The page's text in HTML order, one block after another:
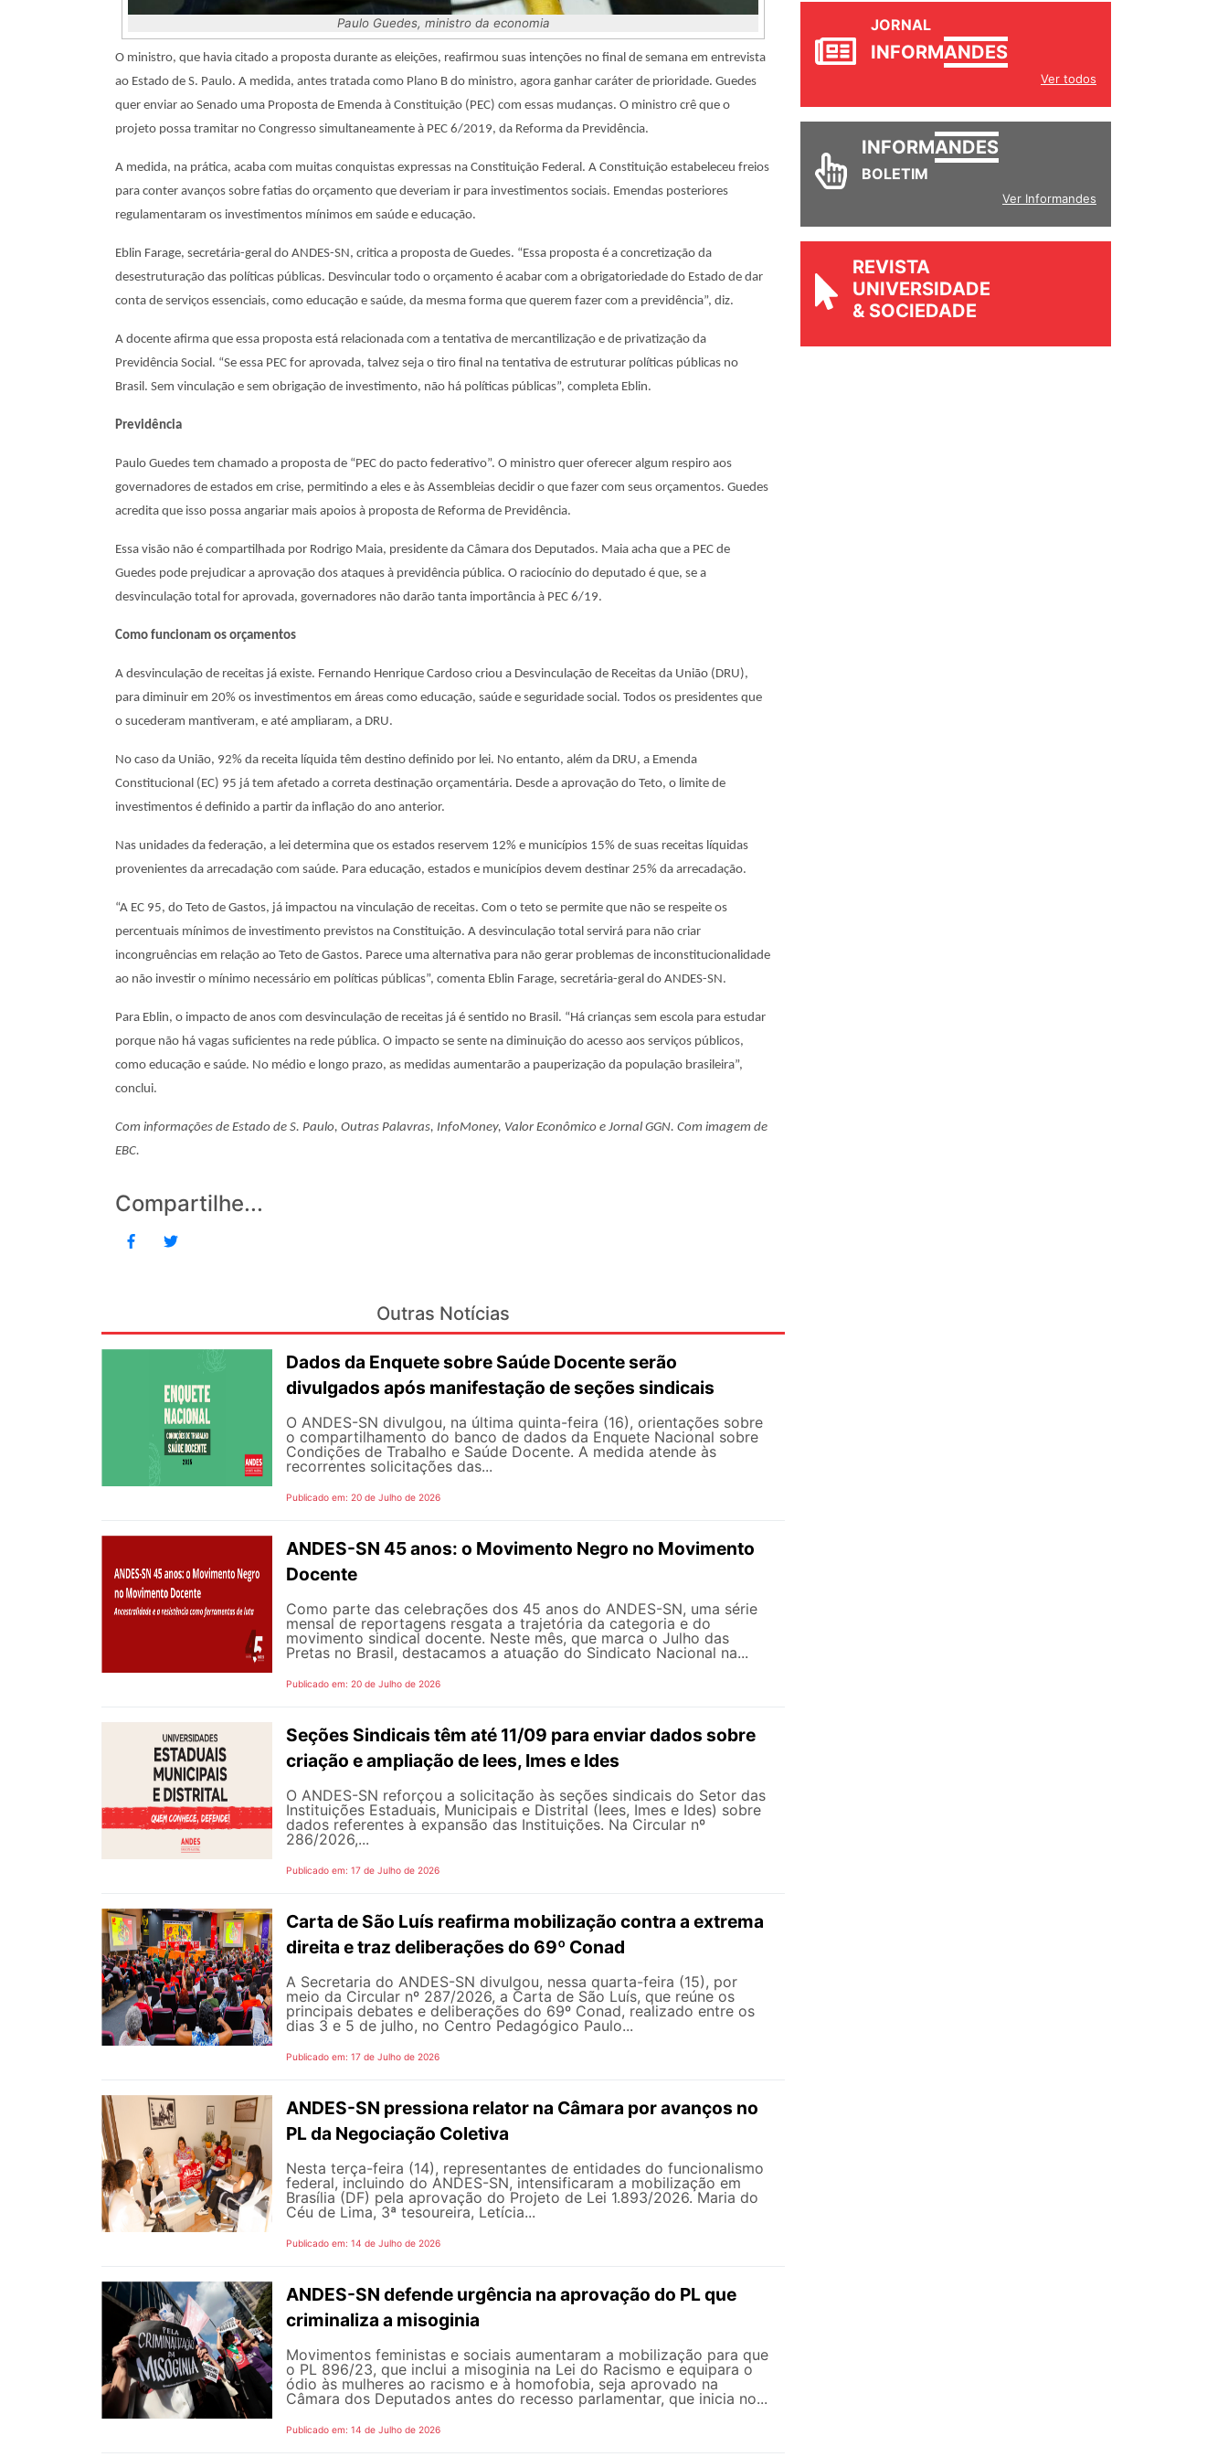
Paulo Guedes, ministro da economia
O ministro, que havia citado a proposta durante as eleições, reafirmou suas intenções no final de semana em entrevista
ao Estado de S. Paulo. A medida, antes tratada como Plano B do ministro, agora ganhar caráter de prioridade. Guedes
quer enviar ao Senado uma Proposta de Emenda à Constituição (PEC) com essas mudanças. O ministro crê que o
projeto possa tramitar no Congresso simultaneamente à PEC 6/2019, da Reforma da Previdência.
A medida, na prática, acaba com muitas conquistas expressas na Constituição Federal. A Constituição estabeleceu freios
para conter avanços sobre fatias do orçamento que deveriam ir para investimentos sociais. Emendas posteriores
regulamentaram os investimentos mínimos em saúde e educação.
Eblin Farage, secretária-geral do ANDES-SN, critica a proposta de Guedes. “Essa proposta é a concretização da
desestruturação das políticas públicas. Desvincular todo o orçamento é acabar com a obrigatoriedade do Estado de dar
conta de serviços essenciais, como educação e saúde, da mesma forma que querem fazer com a previdência”, diz.
A docente afirma que essa proposta está relacionada com a tentativa de mercantilização e de privatização da
Previdência Social. “Se essa PEC for aprovada, talvez seja o tiro final na tentativa de estruturar políticas públicas no
Brasil. Sem vinculação e sem obrigação de investimento, não há políticas públicas”, completa Eblin.
Previdência
Paulo Guedes tem chamado a proposta de “PEC do pacto federativo”. O ministro quer oferecer algum respiro aos
governadores de estados em crise, permitindo a eles e às Assembleias decidir o que fazer com seus orçamentos. Guedes
acredita que isso possa angariar mais apoios à proposta de Reforma de Previdência.
Essa visão não é compartilhada por Rodrigo Maia, presidente da Câmara dos Deputados. Maia acha que a PEC de
Guedes pode prejudicar a aprovação dos ataques à previdência pública. O raciocínio do deputado é que, se a
desvinculação total for aprovada, governadores não darão tanta importância à PEC 6/19.
Como funcionam os orçamentos
A desvinculação de receitas já existe. Fernando Henrique Cardoso criou a Desvinculação de Receitas da União (DRU),
para diminuir em 20% os investimentos em áreas como educação, saúde e seguridade social. Todos os presidentes que
o sucederam mantiveram, e até ampliaram, a DRU.
No caso da União, 92% da receita líquida têm destino definido por lei. No entanto, além da DRU, a Emenda
Constitucional (EC) 95 já tem afetado a correta destinação orçamentária. Desde a aprovação do Teto, o limite de
investimentos é definido a partir da inflação do ano anterior.
Nas unidades da federação, a lei determina que os estados reservem 12% e municípios 15% de suas receitas líquidas
provenientes da arrecadação com saúde. Para educação, estados e municípios devem destinar 25% da arrecadação.
“A EC 95, do Teto de Gastos, já impactou na vinculação de receitas. Com o teto se permite que não se respeite os
percentuais mínimos de investimento previstos na Constituição. A desvinculação total servirá para não criar
incongruências em relação ao Teto de Gastos. Parece uma alternativa para não gerar problemas de inconstitucionalidade
ao não investir o mínimo necessário em políticas públicas”, comenta Eblin Farage, secretária-geral do ANDES-SN.
Para Eblin, o impacto de anos com desvinculação de receitas já é sentido no Brasil. “Há crianças sem escola para estudar
porque não há vagas suficientes na rede pública. O impacto se sente na diminuição do acesso aos serviços públicos,
como educação e saúde. No médio e longo prazo, as medidas aumentarão a pauperização da população brasileira”,
conclui.
Com informações de Estado de S. Paulo, Outras Palavras, InfoMoney, Valor Econômico e Jornal GGN. Com imagem de
EBC.
Compartilhe...
Outras Notícias
Dados da Enquete sobre Saúde Docente serão
divulgados após manifestação de seções sindicais
O ANDES-SN divulgou, na última quinta-feira (16), orientações sobre
o compartilhamento do banco de dados da Enquete Nacional sobre
Condições de Trabalho e Saúde Docente. A medida atende às
recorrentes solicitações das...
Publicado em: 20 de Julho de 2026
ANDES-SN 45 anos: o Movimento Negro no Movimento
Docente
Como parte das celebrações dos 45 anos do ANDES-SN, uma série
mensal de reportagens resgata a trajetória da categoria e do
movimento sindical docente. Neste mês, que marca o Julho das
Pretas no Brasil, destacamos a atuação do Sindicato Nacional na...
Publicado em: 20 de Julho de 2026
Seções Sindicais têm até 11/09 para enviar dados sobre
criação e ampliação de Iees, Imes e Ides
O ANDES-SN reforçou a solicitação às seções sindicais do Setor das
Instituições Estaduais, Municipais e Distrital (Iees, Imes e Ides) sobre
dados referentes à expansão das Instituições. Na Circular nº
286/2026,...
Publicado em: 17 de Julho de 2026
Carta de São Luís reafirma mobilização contra a extrema
direita e traz deliberações do 69º Conad
A Secretaria do ANDES-SN divulgou, nessa quarta-feira (15), por
meio da Circular nº 287/2026, a Carta de São Luís, que reúne os
principais debates e deliberações do 69º Conad, realizado entre os
dias 3 e 5 de julho, no Centro Pedagógico Paulo...
Publicado em: 17 de Julho de 2026
ANDES-SN pressiona relator na Câmara por avanços no
PL da Negociação Coletiva
Nesta terça-feira (14), representantes de entidades do funcionalismo
federal, incluindo do ANDES-SN, intensificaram a mobilização em
Brasília (DF) pela aprovação do Projeto de Lei 1.893/2026. Maria do
Céu de Lima, 3ª tesoureira, Letícia...
Publicado em: 14 de Julho de 2026
ANDES-SN defende urgência na aprovação do PL que
criminaliza a misoginia
Movimentos feministas e sociais aumentaram a mobilização para que
o PL 896/23, que inclui a misoginia na Lei do Racismo e equipara o
ódio às mulheres ao racismo e à homofobia, seja aprovado na
Câmara dos Deputados antes do recesso parlamentar, que inicia no...
Publicado em: 14 de Julho de 2026
JORNAL
Ver todos
INFORM
Ver Informandes
REVISTA
UNIVERSIDADE